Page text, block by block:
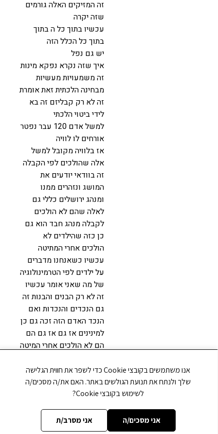
זה המזיקים האלה גורמים
שזה יקרה
עכשיו בתוך כל ה בתוך
בתוך כל הכלל הזה
יש גם נפל
איך שזה נקרא נפקא מינות
זה משמעויות מעשיות
מבחינה הלכתית זאת אומרת
זה לא רק קבליזם זה בא
לידי ביטוי הלכתי
למשל אדם 120 עבר נפטר
אורחים לו לוויה
אז בלוויה מקובל למשל
אלה שהולכים לפי הקבלה
זה בוודאי יודעים את
המושג ונזהרים ממנו
ומנהג ירושלים כללי גם
לאלה שהם לא הולכים
לקבלה מנהג חבד הוא גם
כן כזה שהילדים לא
הולכים אחרי המתיטה
עכשיו כשאנחנו מדברים
על ילדים לפי הטרמינולוגיה
של מה שאני אומר עכשיו
זה לא רק הבנים והבנות זה
גם הנכדים והנכדות ואם
הנכד האדם הזה זכה גם כן
למינינים אז גם אז גם הם
הם לא הולכים אחרי המיטה
המנהג הזה זה לא כל עם
ישראל נוהג בו אבל אלה
שהולכים על פי הסוד
מעורר דינים על הנפטר יש
לו ילדים חוקיים והם
אנו משתמשים בקובצי Cookie כדי לשפר את חווית הגלישה
שלך ולנתח את תנועת הגולשים באתר. האם את/ה מסכים/ה
לשימוש בקובצי Cookie?
אני מסכים/ה אני מסרב/ת